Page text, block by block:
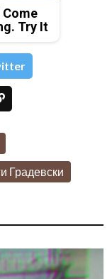
Come
Try It
Градевски